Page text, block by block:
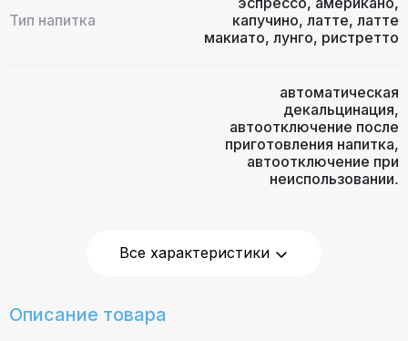
Тип напитка
капучино, латте, латте
макиато, лунго, ристретто
автоматическая
декальцинация,
автоотключение после
приготовления напитка,
автоотключение при
неиспользовании,
предварительное смачивание
программа автоматической
Все характеристики
Описание товара